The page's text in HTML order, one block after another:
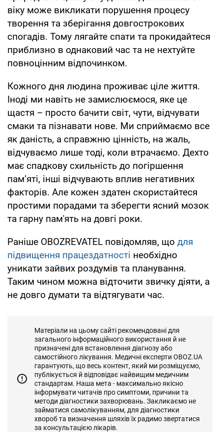
віку може викликати порушення процесу
творення та зберігання довгострокових
спогадів. Тому лягайте спати та прокидайтеся
приблизно в однаковий час та не нехтуйте
повноцінним відпочинком.
Кожного дня людина проживає ціле життя.
Іноді ми навіть не замислюємося, яке це
щастя – просто бачити світ, чути, відчувати
смаки та пізнавати нове. Ми сприймаємо все
як даність, а справжню цінність, на жаль,
відчуваємо лише тоді, коли втрачаємо. Дехто
має спадкову схильність до погіршення
пам’яті, інші відчувають вплив негативних
факторів. Але кожен здатен скористайтеся
простими порадами та зберегти ясний мозок
та гарну пам'ять на довгі роки.
Раніше OBOZREVATEL повідомляв, що для
підвищення працездатності необхідно
уникати зайвих роздумів та планування.
Таким чином можна відточити звичку діяти, а
не довго думати та відтягувати час.
Матеріали на цьому сайті рекомендовані для
загального інформаційного використання й не
призначені для встановлення діагнозу або
самостійного лікування. Медичні експерти OBOZ.UA
гарантують, що весь контент, який ми розміщуємо,
публікується й відповідає найвищим медичним
стандартам. Наша мета - максимально якісно
інформувати читачів про симптоми, причини та
методи діагностики захворювань. Закликаємо не
займатися самолікуванням, для діагностики
хвороб та визначення шляхів їх радимо звертатися
за консультацією лікарів.